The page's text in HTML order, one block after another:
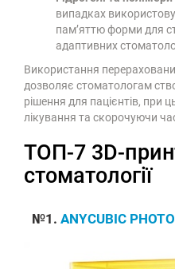
випадках
пам’яттю форми для
адаптивних
Використання
дозволяє стоматологам
рішення для пацієнтів, при
лікування та скорочуючи
ТОП-7 3D-
стоматології
№1. ANYCUBIC